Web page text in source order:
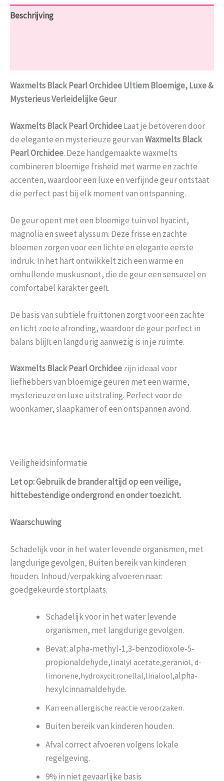
Beschrijving
Waxmelts Black Pearl Orchidee Ultiem Bloemige, Luxe &
Mysterieus Verleidelijke Geur
Waxmelts Black Pearl OrchideeLaat je betoveren door
de elegante en mysterieuze geur vanWaxmelts Black
Pearl Orchidee. Deze handgemaakte waxmelts
combineren bloemige frisheid met warme en zachte
accenten, waardoor een luxe en verfijnde geur ontstaat
die perfect past bij elk moment van ontspanning.
De geur opent met een bloemige tuin vol hyacint,
magnolia en sweet alyssum. Deze frisse en zachte
bloemen zorgen voor een lichte en elegante eerste
indruk. In het hart ontwikkelt zich een warme en
omhullende muskusnoot, die de geur een sensueel en
comfortabel karakter geeft.
De basis van subtiele fruittonen zorgt voor een zachte
en licht zoete afronding, waardoor de geur perfect in
balans blijft en langdurig aanwezig is in je ruimte.
Waxmelts Black Pearl Orchideezijn ideaal voor
liefhebbers van bloemige geuren met een warme,
mysterieuze en luxe uitstraling. Perfect voor de
woonkamer, slaapkamer of een ontspannen avond.
Veiligheidsinformatie
Let op: Gebruik de brander altijd op een veilige,
hittebestendige ondergrond en onder toezicht.
Waarschuwing
Schadelijk voor in het water levende organismen, met
langdurige gevolgen, Buiten bereik van kinderen
houden. Inhoud/verpakking afvoeren naar:
goedgekeurde stortplaats.
Schadelijk voor in het water levende
organismen, met langdurige gevolgen.
Bevat: alpha-methyl-1,3-benzodioxole-5-
propionaldehyde,linalyl acetate,geraniol, d-
limonene,hydroxycitronellal,linalool,alpha-
hexylcinnamaldehyde.
Kan een allergische reactie veroorzaken.
Buiten bereik van kinderen houden.
Afval correct afvoeren volgens lokale
regelgeving.
9% in niet gevaarlijke basis